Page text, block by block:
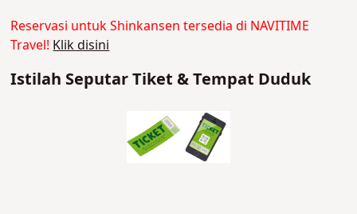
Reservasi untuk Shinkansen tersedia di NAVITIME
Travel!Klik disini
Istilah Seputar Tiket & Tempat Duduk